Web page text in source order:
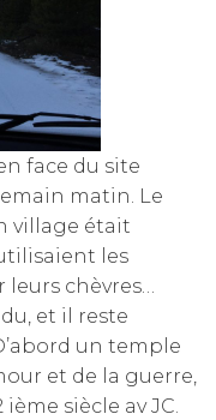
face du site
matin. Le
village était
les
chèvres…
et il reste
un temple
et de la guerre,
siècle av JC.